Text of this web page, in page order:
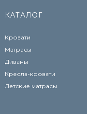
КАТАЛОГ
Кровати
Матрасы
Диваны
Кресла-кровати
Детские матрасы